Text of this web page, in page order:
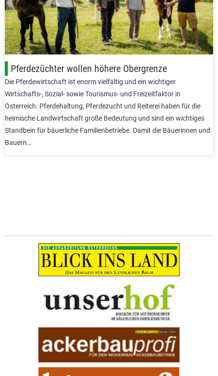
Pferdezüchter wollen höhere Obergrenze
Die Pferdewirtschaft ist enorm vielfältig und ein wichtiger
Wirtschafts-, Sozial- sowie Tourismus- und Freizeitfaktor in
Österreich. Pferdehaltung, Pferdezucht und Reiterei haben für die
heimische Landwirtschaft große Bedeutung und sind ein wichtiges
Standbein für bäuerliche Familienbetriebe. Damit die Bäuerinnen und
Bauern…